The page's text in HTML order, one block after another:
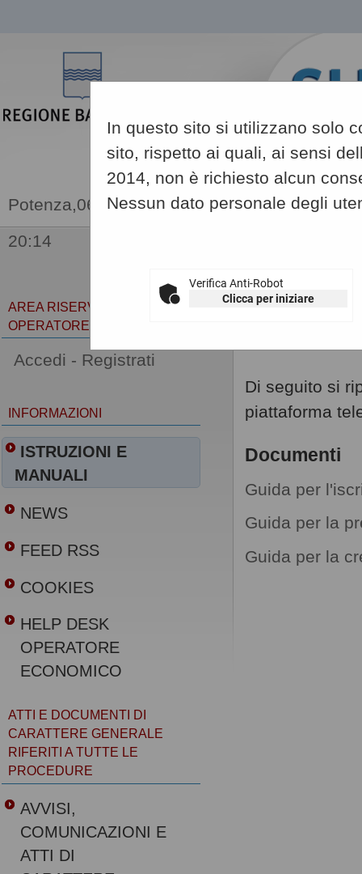
06/08/2026
20:14
Sei qui:
In questo sito si utilizzano solo
sito, rispetto ai quali, ai sensi
2014, non è richiesto alcun
Nessun dato personale degli
Verifica Anti-Robot
Clicca per iniziare
Di seguito si
piattaforma
Documenti
Guida per
Guida per la
Guida per la
AREA RISERVATA
OPERATORE ECONOMICO
Accedi - Registrati
INFORMAZIONI
ISTRUZIONI E
MANUALI
NEWS
FEED RSS
COOKIES
HELP DESK
OPERATORE
ECONOMICO
ATTI E DOCUMENTI DI
CARATTERE GENERALE
RIFERITI A TUTTE LE
PROCEDURE
AVVISI,
COMUNICAZIONI E
ATTI DI